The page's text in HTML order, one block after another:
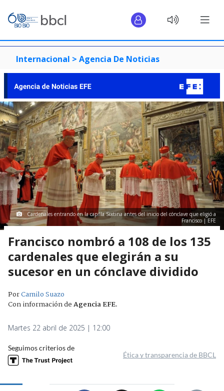
Internacional > Agencia De Noticias
Cardenales entrando en la capilla Sixtina antes del inicio del cónclave que eligió a
Francisco | EFE
Francisco nombró a 108 de los 135
cardenales que elegirán a su
sucesor en un cónclave dividido
PorCamilo Suazo
Con información deAgencia EFE.
Martes 22 abril de 2025 | 12:00
Seguimos criterios de
Ética y transparencia de BBCL